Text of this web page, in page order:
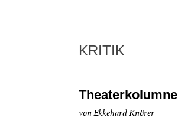
KRITIK
Theaterkolumne
von Ekkehard Knörer